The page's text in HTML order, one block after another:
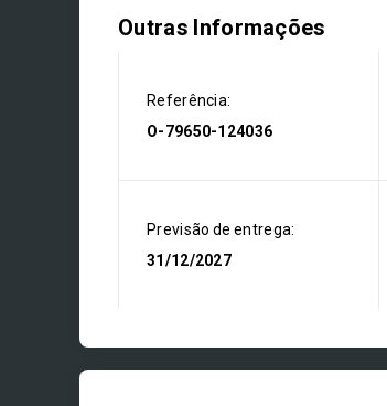
Outras Informações
Referência:
O-79650-124036
Previsão de entrega:
31/12/2027